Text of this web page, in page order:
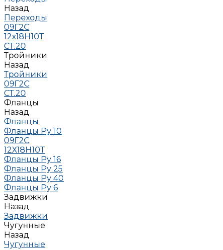
Назад
Переходы
09Г2С
12х18Н10Т
СТ.20
Тройники
Назад
Тройники
09Г2С
СТ.20
Фланцы
Назад
Фланцы
Фланцы Ру 10
09Г2С
12Х18Н10Т
Фланцы Ру 16
Фланцы Ру 25
Фланцы Ру 40
Фланцы Ру 6
Задвижки
Назад
Задвижки
Чугунные
Назад
Чугунные